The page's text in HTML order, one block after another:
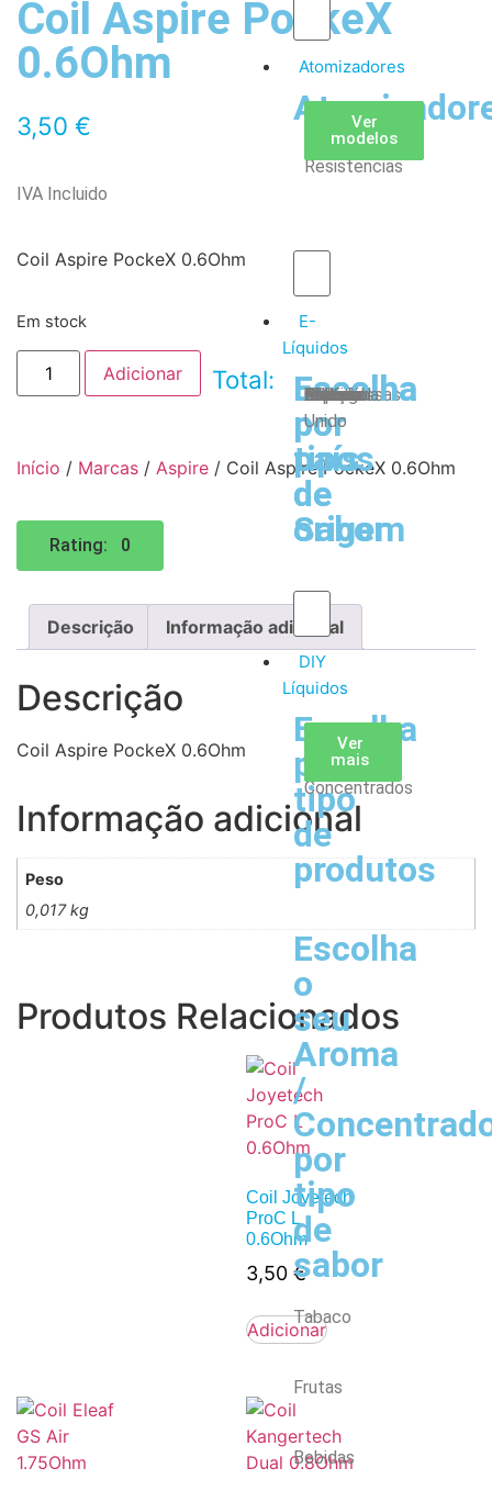
Atomizadores
Claromizadores
Ver
modelos
Reconstruíveis
Ver
modelos
Resistencias
Ver
modelos
E-
Líquidos
Escolha
por
tipos
de
Sabor
Tabaco
Frutas
Bebidas
Frescos
Sobremesas
Escolha
por
país
de
origem
Portugal
Alemanha
USA
Reino
Unido
Canadá
França
Malásia
Filipinas
Espanha
Polónia
Grécia
DIY
Líquidos
Escolha
por
tipo
de
produtos
Aromas
Concentrados
Ver
todos
BasesVer
mais
Accesorios
Ver
mais
Escolha
o
seu
Aroma
/
por
tipo
de
sabor
Tabaco
Frutas
Bebidas
Coil Aspire PockeX
0.6Ohm
3,50 €
IVA Incluido
Coil Aspire PockeX 0.6Ohm
Em stock
Adicionar Total:
Início / Marcas / Aspire / Coil Aspire PockeX 0.6Ohm
Rating: 0
Descrição Informação adicional
Descrição
Coil Aspire PockeX 0.6Ohm
Informação adicional
Peso
0,017 kg
Produtos Relacionados
Coil Joyetech
ProC L
0.6Ohm
3,50 €
Adicionar